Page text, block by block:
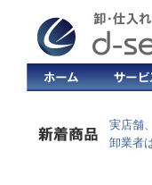
実店舗
卸業者